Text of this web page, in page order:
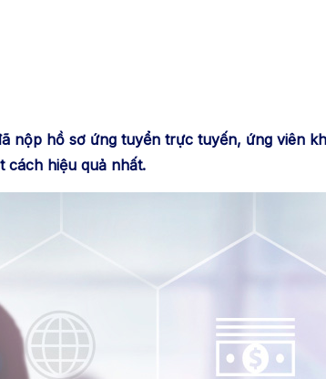
nộp hồ sơ ứng tuyển trực tuyến, ứng viên
cách hiệu quả nhất.